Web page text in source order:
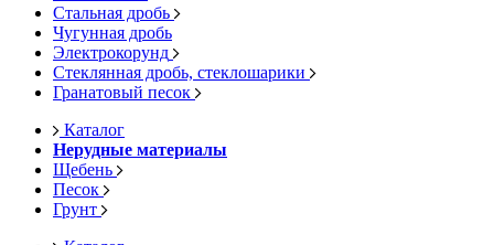
Стальная дробь
Чугунная дробь
Электрокорунд
Стеклянная дробь, стеклошарики
Гранатовый песок
Каталог
Нерудные материалы
Щебень
Песок
Грунт